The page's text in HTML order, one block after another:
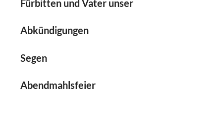
Fürbitten und Vater unser
Abkündigungen
Segen
Abendmahlsfeier